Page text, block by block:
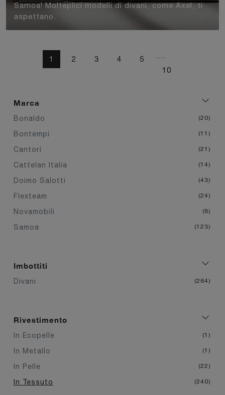
Marca
Bonaldo 20
Bontempi 11
Cantori 21
Cattelan Italia 14
Doimo Salotti 43
Flexteam 24
Novamobili 8
Samoa 123
Imbottiti
Divani 264
Rivestimento
In Ecopelle 1
In Metallo 1
In Pelle 22
In Tessuto 240
Samoa! Molteplici modelli di divani, come Axel, ti
aspettano.
1 2 3 4 5
10